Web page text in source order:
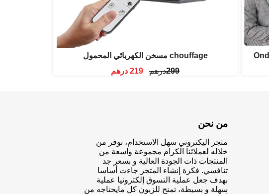
مسخن الكهربائي المحمول chouffage
219 درهم 299درهم
من نحن
متجر اليكتروني سهل الاستخدام، نوفر من
خلاله لعملائنا الكرام مجموعة واسعة من
المنتجات ذات الجودة العالية و بسعر جد
تنافسي. فكرة إنشاء المتجر جاءت أساسا
بهدف جعل عملية التسوق إلكترونيا عملية
سهلة و بسيطة، تمنح للزبون كل مايحتاجه من